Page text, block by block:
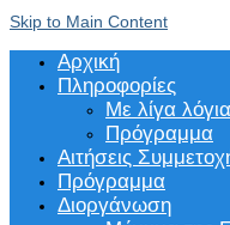
Skip to Main Content
Αρχική
Πληροφορίες
Με λίγα λόγια
Πρόγραμμα
Αιτήσεις
Πρόγραμμα
Διοργάνωση